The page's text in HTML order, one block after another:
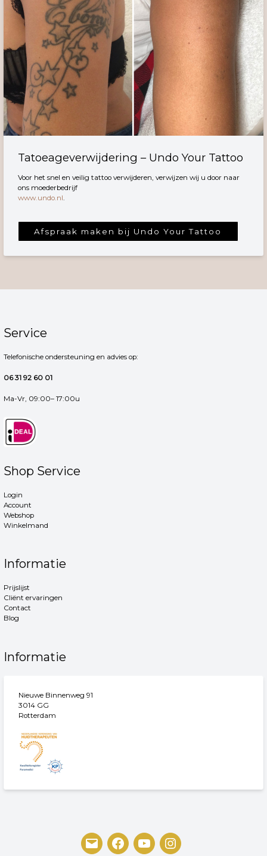
Tatoeageverwijdering – Undo Your Tattoo
Voor het snel en veilig tattoo verwijderen, verwijzen wij u door naar
ons moederbedrijf
www.undo.nl.
Afspraak maken bij Undo Your Tattoo
Service
Telefonische ondersteuning en advies op:
06 31 92 60 01
Ma-Vr, 09:00– 17:00u
Shop Service
Login
Account
Webshop
Winkelmand
Informatie
Prijslijst
Cliënt ervaringen
Contact
Blog
Informatie
Nieuwe Binnenweg 91
3014 GG
Rotterdam